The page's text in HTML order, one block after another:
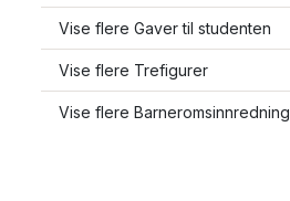
Vise flere Gaver til studenten
Vise flere Trefigurer
Vise flere Barneromsinnredning